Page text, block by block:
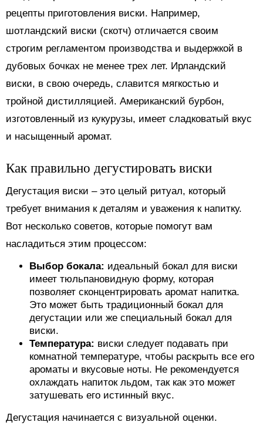
рецепты приготовления виски. Например,
шотландский виски (скотч) отличается своим
строгим регламентом производства и выдержкой в
дубовых бочках не менее трех лет. Ирландский
виски, в свою очередь, славится мягкостью и
тройной дистилляцией. Американский бурбон,
изготовленный из кукурузы, имеет сладковатый вкус
и насыщенный аромат.
Как правильно дегустировать виски
Дегустация виски – это целый ритуал, который
требует внимания к деталям и уважения к напитку.
Вот несколько советов, которые помогут вам
насладиться этим процессом:
Выбор бокала: идеальный бокал для виски
имеет тюльпановидную форму, которая
позволяет сконцентрировать аромат напитка.
Это может быть традиционный бокал для
дегустации или же специальный бокал для
виски.
Температура: виски следует подавать при
комнатной температуре, чтобы раскрыть все его
ароматы и вкусовые ноты. Не рекомендуется
охлаждать напиток льдом, так как это может
затушевать его истинный вкус.
Дегустация начинается с визуальной оценки.